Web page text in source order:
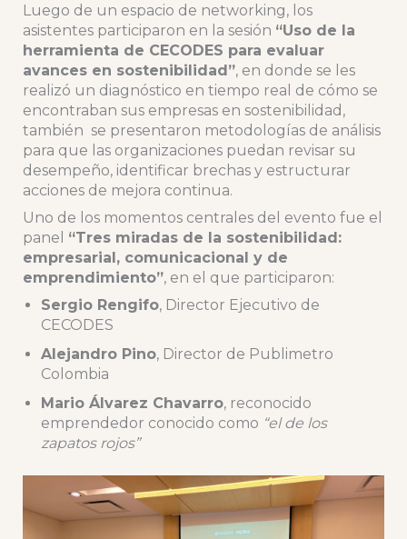
Luego de un espacio de networking, los
asistentes participaron en la sesión “Uso de la
herramienta de CECODES para evaluar
avances en sostenibilidad”, en donde se les
realizó un diagnóstico en tiempo real de cómo se
encontraban sus empresas en sostenibilidad,
también se presentaron metodologías de análisis
para que las organizaciones puedan revisar su
desempeño, identificar brechas y estructurar
acciones de mejora continua.
Uno de los momentos centrales del evento fue el
panel “Tres miradas de la sostenibilidad:
empresarial, comunicacional y de
emprendimiento”, en el que participaron:
Sergio Rengifo, Director Ejecutivo de
CECODES
Alejandro Pino, Director de Publimetro
Colombia
Mario Álvarez Chavarro, reconocido
emprendedor conocido como “el de los
zapatos rojos”